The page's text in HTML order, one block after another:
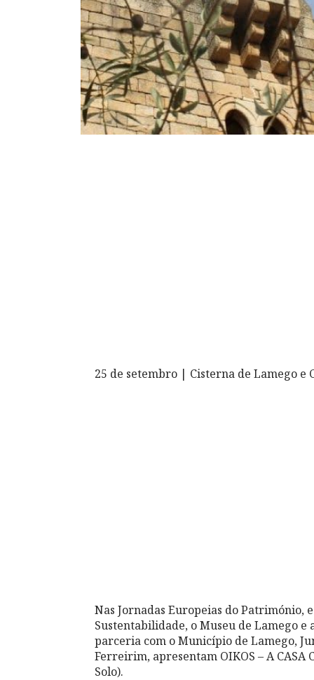
25 de setembro | Cisterna de Lamego
Nas Jornadas Europeias do Património,
Sustentabilidade, o Museu de Lamego e
parceria com o Município de Lamego,
Ferreirim, apresentam OIKOS – A
Solo).